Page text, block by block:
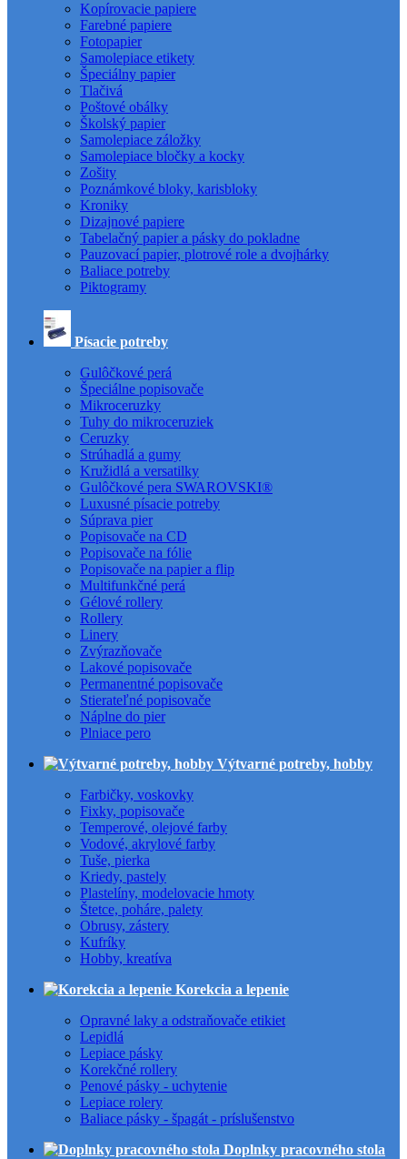
Kopírovacie papiere
Farebné papiere
Fotopapier
Samolepiace etikety
Špeciálny papier
Tlačivá
Poštové obálky
Školský papier
Samolepiace záložky
Samolepiace bločky a kocky
Zošity
Poznámkové bloky, karisbloky
Kroniky
Dizajnové papiere
Tabelačný papier a pásky do pokladne
Pauzovací papier, plotrové role a dvojhárky
Baliace potreby
Piktogramy
Písacie potreby
Gulôčkové perá
Špeciálne popisovače
Mikroceruzky
Tuhy do mikroceruziek
Ceruzky
Strúhadlá a gumy
Kružidlá a versatilky
Gulôčkové pera SWAROVSKI®
Luxusné písacie potreby
Súprava pier
Popisovače na CD
Popisovače na fólie
Popisovače na papier a flip
Multifunkčné perá
Gélové rollery
Rollery
Linery
Zvýrazňovače
Lakové popisovače
Permanentné popisovače
Stierateľné popisovače
Náplne do pier
Plniace pero
Výtvarné potreby, hobby
Farbičky, voskovky
Fixky, popisovače
Temperové, olejové farby
Vodové, akrylové farby
Tuše, pierka
Kriedy, pastely
Plastelíny, modelovacie hmoty
Štetce, poháre, palety
Obrusy, zástery
Kufríky
Hobby, kreatíva
Korekcia a lepenie
Opravné laky a odstraňovače etikiet
Lepidlá
Lepiace pásky
Korekčné rollery
Penové pásky - uchytenie
Lepiace rolery
Baliace pásky - špagát - príslušenstvo
Doplnky pracovného stola